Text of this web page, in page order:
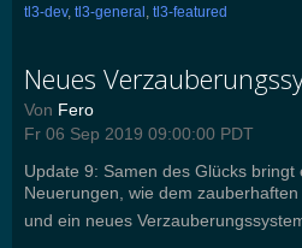
tl3-dev, tl3-general , tl3-featured
Neues
Von Fero
Fr 06 Sep 2019 09:00:00 PDT
Update 9: Samen des Glücks bringt
Neuerungen, wie dem
und ein neues